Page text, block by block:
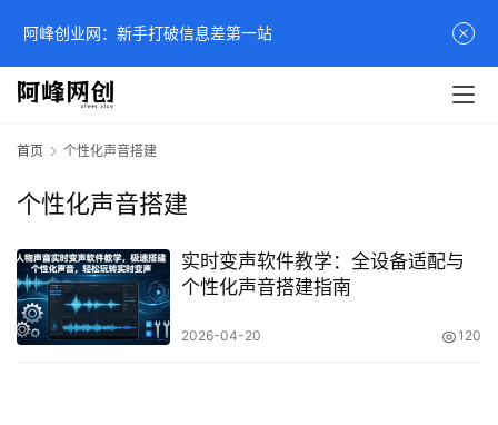
首页 个性化声音搭建
个性化声音搭建
实时变声软件教学：全设备适配与
个性化声音搭建指南
2026-04-20 120
阿峰创业网：新手打破信息差第一站